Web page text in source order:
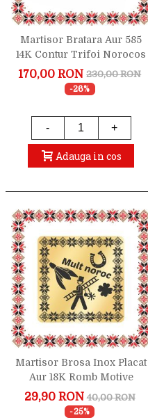
Martisor Bratara Aur 585
14K Contur Trifoi Norocos
170,00 RON 230,00 RON
-26%
- +
Adauga in cos
Martisor Brosa Inox Placat
Aur 18K Romb Motive
Traditionale Simboluri
Norocoase
29,90 RON 40,00 RON
-25%